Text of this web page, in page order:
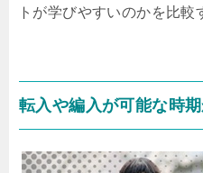
トが学びやすいのかを比較
転入や編入が可能な時